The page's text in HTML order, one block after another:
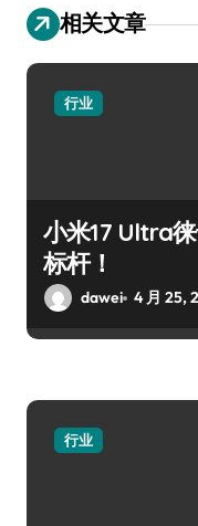
相关文章
行业
小米17 Ultra
标杆！
dawei 4 月 25,
行业